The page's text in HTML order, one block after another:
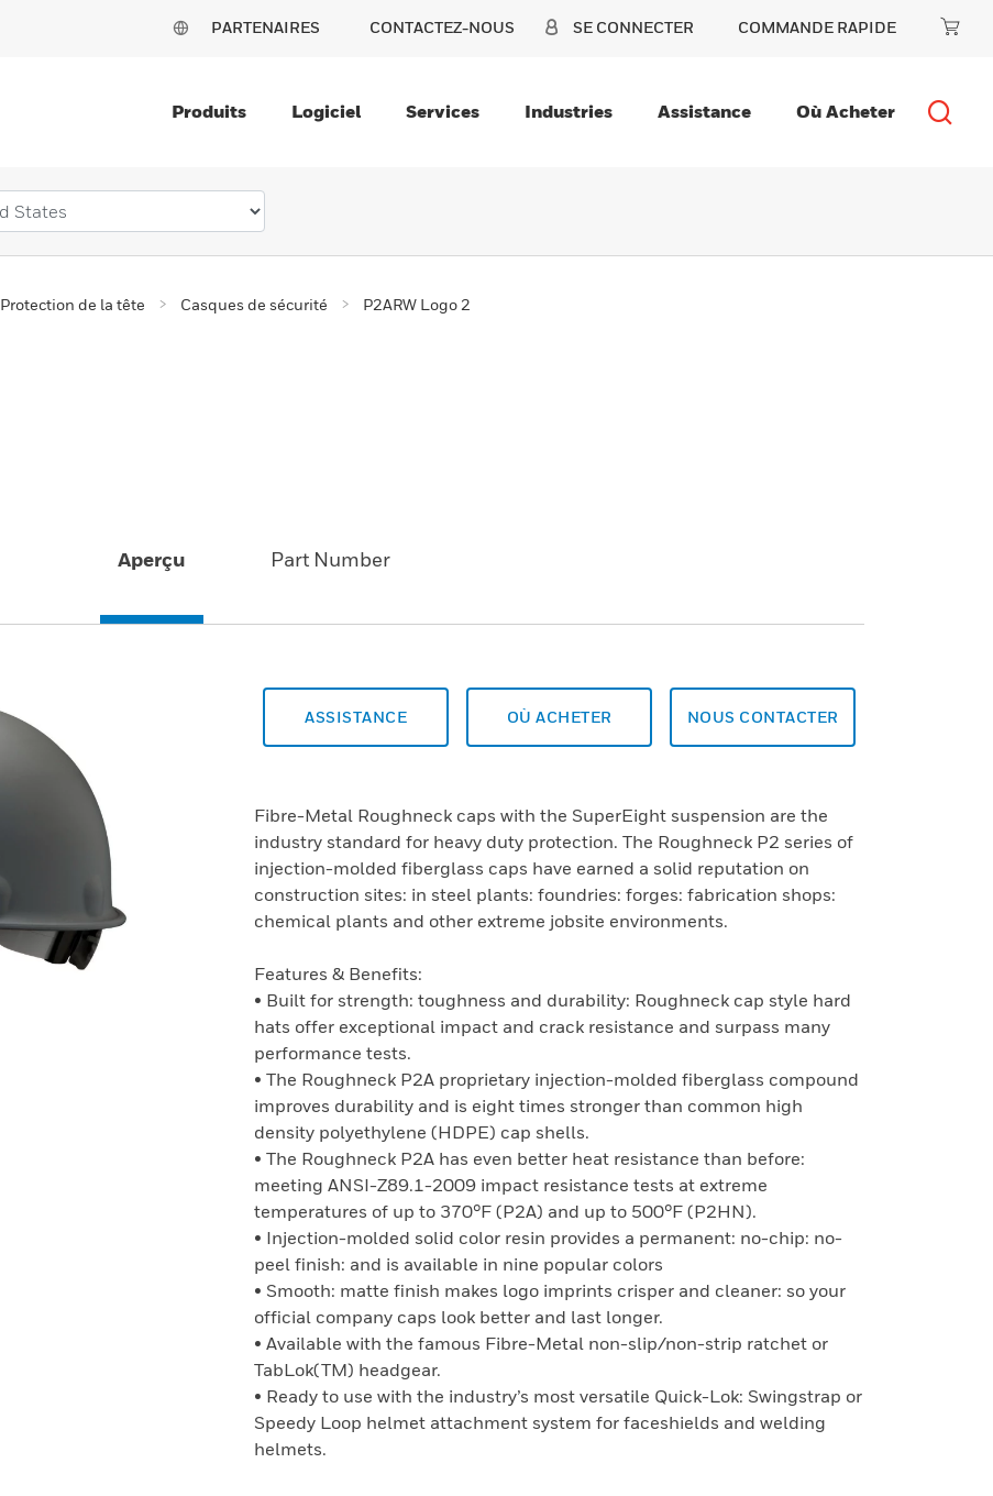
PARTENAIRES CONTACTEZ-NOUS SE CONNECTER COMMANDE RAPIDE
Produits Logiciel Services Industries Assistance Où Acheter
Protection de la tête Casques de sécurité P2ARW Logo 2
Aperçu Part Number
ASSISTANCE OÙ ACHETER NOUS CONTACTER
Fibre-Metal Roughneck caps with the SuperEight suspension are the
industry standard for heavy duty protection. The Roughneck P2 series of
injection-molded fiberglass caps have earned a solid reputation on
construction sites: in steel plants: foundries: forges: fabrication shops:
chemical plants and other extreme jobsite environments.
Features & Benefits:
• Built for strength: toughness and durability: Roughneck cap style hard
hats offer exceptional impact and crack resistance and surpass many
performance tests.
• The Roughneck P2A proprietary injection-molded fiberglass compound
improves durability and is eight times stronger than common high
density polyethylene (HDPE) cap shells.
• The Roughneck P2A has even better heat resistance than before:
meeting ANSI-Z89.1-2009 impact resistance tests at extreme
temperatures of up to 370°F (P2A) and up to 500°F (P2HN).
• Injection-molded solid color resin provides a permanent: no-chip: no-
peel finish: and is available in nine popular colors
• Smooth: matte finish makes logo imprints crisper and cleaner: so your
official company caps look better and last longer.
• Available with the famous Fibre-Metal non-slip/non-strip ratchet or
TabLok(TM) headgear.
• Ready to use with the industry’s most versatile Quick-Lok: Swingstrap or
Speedy Loop helmet attachment system for faceshields and welding
helmets.